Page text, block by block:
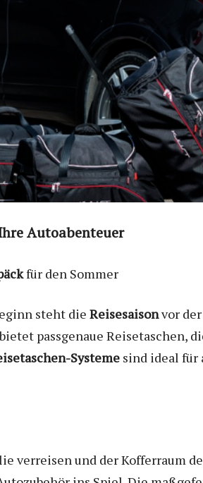
Autoabenteuer
für den Sommer
steht die Reisesaisonvor
passgenaue Reisetaschen,
Systeme sind ideal für
verreisen und der Kofferraum